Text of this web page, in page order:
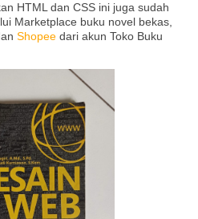
HTML dan CSS ini juga sudah
Marketplace buku novel bekas,
Shopee dari akun Toko Buku